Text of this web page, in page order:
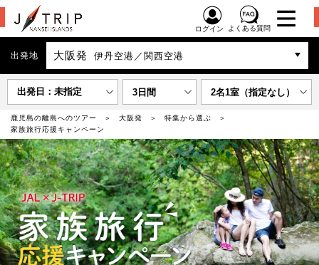
ログイン よくある質問
出発地 大阪発 伊丹空港／関西空港
出発日：未指定 3日間 2名1室（指定なし）
鹿児島の離島へのツアー 大阪発
特集から選ぶ
家族旅行応援キャンペーン